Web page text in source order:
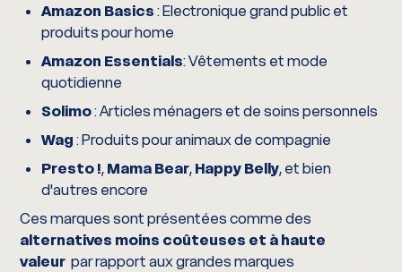
Amazon Basics: Electronique grand public et
produits pour home
Amazon Essentials: Vêtements et mode
quotidienne
Solimo: Articles ménagers et de soins personnels
Wag: Produits pour animaux de compagnie
Presto !,Mama Bear,Happy Belly, et bien
d'autres encore
Ces marques sont présentées comme des
alternatives moins coûteuses et à haute
valeur par rapport aux grandes marques